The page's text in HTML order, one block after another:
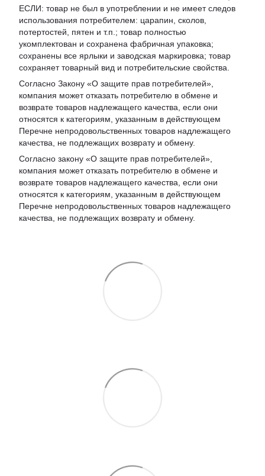
ЕСЛИ: товар не был в употреблении и не имеет следов
использования потребителем: царапин, сколов,
потертостей, пятен и т.п.; товар полностью
укомплектован и сохранена фабричная упаковка;
сохранены все ярлыки и заводская маркировка; товар
сохраняет товарный вид и потребительские свойства.
Согласно Закону «О защите прав потребителей»,
компания может отказать потребителю в обмене и
возврате товаров надлежащего качества, если они
относятся к категориям, указанным в действующем
Перечне непродовольственных товаров надлежащего
качества, не подлежащих возврату и обмену.
Согласно закону «О защите прав потребителей»,
компания может отказать потребителю в обмене и
возврате товаров надлежащего качества, если они
относятся к категориям, указанным в действующем
Перечне непродовольственных товаров надлежащего
качества, не подлежащих возврату и обмену.